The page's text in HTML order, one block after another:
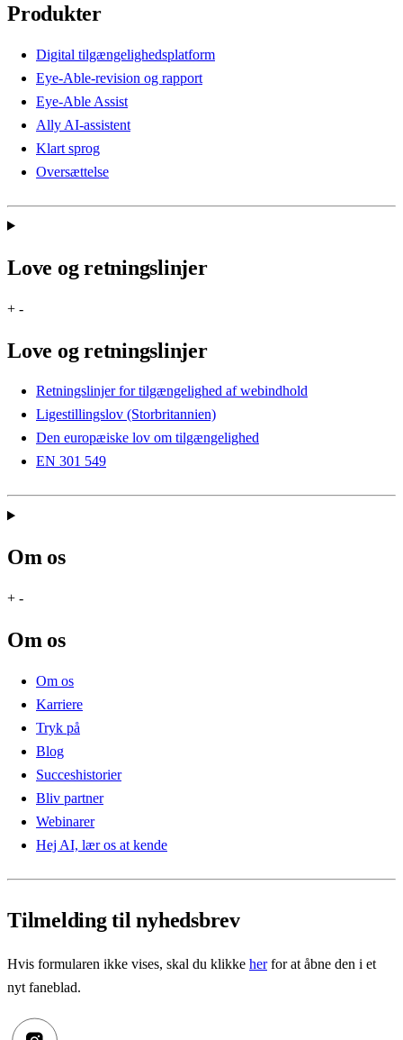
Produkter
Digital tilgængelighedsplatform
Eye-Able-revision og rapport
Eye-Able Assist
Ally AI-assistent
Klart sprog
Oversættelse
Love og retningslinjer
+ -
Love og retningslinjer
Retningslinjer for tilgængelighed af webindhold
Ligestillingslov (Storbritannien)
Den europæiske lov om tilgængelighed
EN 301 549
Om os
+ -
Om os
Om os
Karriere
Tryk på
Blog
Succeshistorier
Bliv partner
Webinarer
Hej AI, lær os at kende
Tilmelding til nyhedsbrev
Hvis formularen ikke vises, skal du klikke herfor at åbne den i et
nyt faneblad.